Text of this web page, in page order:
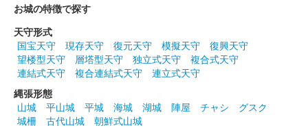
き大の厚紙（角丸）に、「和歌山城」「和歌山城公園動物園 来
園記念」の文字が印刷され、紀州徳川家の家紋と天守、紀州犬の
綾芽（あやめ）と皐月（……
和歌山城 御城印
日本三大連立式天守の和歌山城を背景に、和歌山城の歴代の城主
お城の特徴で探す
天守形式
国宝天守
現存天守 復元天守 模擬天守
復興天守
望楼型天守
層塔型天守 独立式天守
複合式天守
連結式天守
複合連結式天守
連立式天守
縄張形態
山城
平山城 平城 海城 湖城 陣屋 チャシ
グスク
城柵
古代山城
朝鮮式山城